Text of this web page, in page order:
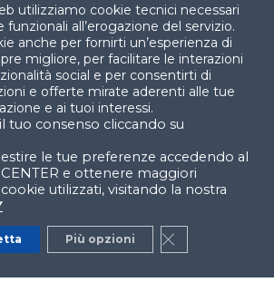
LinkedIn
X
© Politecnico di Milano Dipartimento
utilizziamo cookie tecnici necessari
funzionali all’erogazione del servizio.
anche per fornirti un’esperienza di
migliore, per facilitare le interazioni
social e per consentirti di
e offerte mirate aderenti alle tue
e ai tuoi interessi.
tuo consenso cliccando su
le tue preferenze accedendo al
e ottenere maggiori
utilizzati, visitando la nostra
Più opzioni Close GDPR